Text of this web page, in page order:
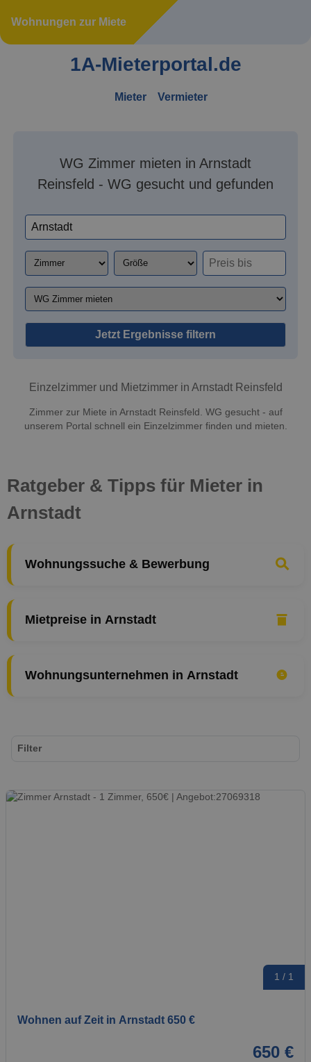
Wohnungen zur Miete
1A-Mieterportal.de
Mieter Vermieter
WG Zimmer mieten in Arnstadt
Reinsfeld - WG gesucht und gefunden
Jetzt Ergebnisse filtern
Einzelzimmer und Mietzimmer in Arnstadt Reinsfeld
Zimmer zur Miete in Arnstadt Reinsfeld. WG gesucht - auf
unserem Portal schnell ein Einzelzimmer finden und mieten.
Ratgeber & Tipps für Mieter in
Arnstadt
Wohnungssuche & Bewerbung
Mietpreise in Arnstadt
Wohnungsunternehmen in Arnstadt
1 / 1
Wohnen auf Zeit in Arnstadt 650 €
650 €
Filter